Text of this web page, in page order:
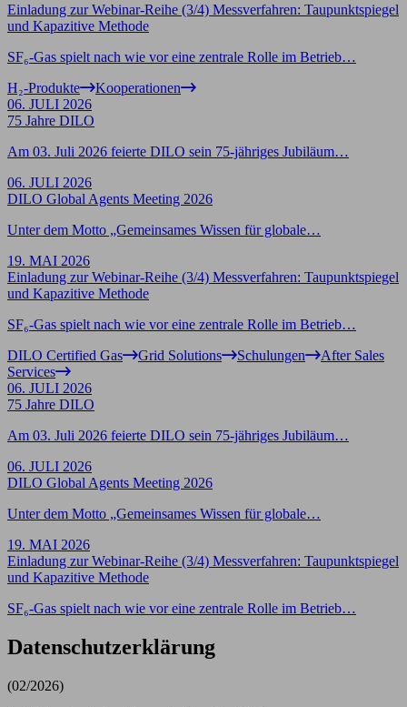
Einladung zur Webinar-Reihe (3/4) Messverfahren: Taupunktspiegel
und Kapazitive Methode
SF₆-Gas spielt nach wie vor eine zentrale Rolle im Betrieb…
H₂-Produkte
Kooperationen
06. JULI 2026
75 Jahre DILO
Am 03. Juli 2026 feierte DILO sein 75-jähriges Jubiläum…
06. JULI 2026
DILO Global Agents Meeting 2026
Unter dem Motto „Gemeinsames Wissen für globale…
19. MAI 2026
Einladung zur Webinar-Reihe (3/4) Messverfahren: Taupunktspiegel
und Kapazitive Methode
SF₆-Gas spielt nach wie vor eine zentrale Rolle im Betrieb…
DILO Certified Gas
Grid Solutions Schulungen
After Sales
Services
06. JULI 2026
75 Jahre DILO
Am 03. Juli 2026 feierte DILO sein 75-jähriges Jubiläum…
06. JULI 2026
DILO Global Agents Meeting 2026
Unter dem Motto „Gemeinsames Wissen für globale…
19. MAI 2026
Einladung zur Webinar-Reihe (3/4) Messverfahren: Taupunktspiegel
und Kapazitive Methode
SF₆-Gas spielt nach wie vor eine zentrale Rolle im Betrieb…
Datenschutz­erklärung
(02/2026)